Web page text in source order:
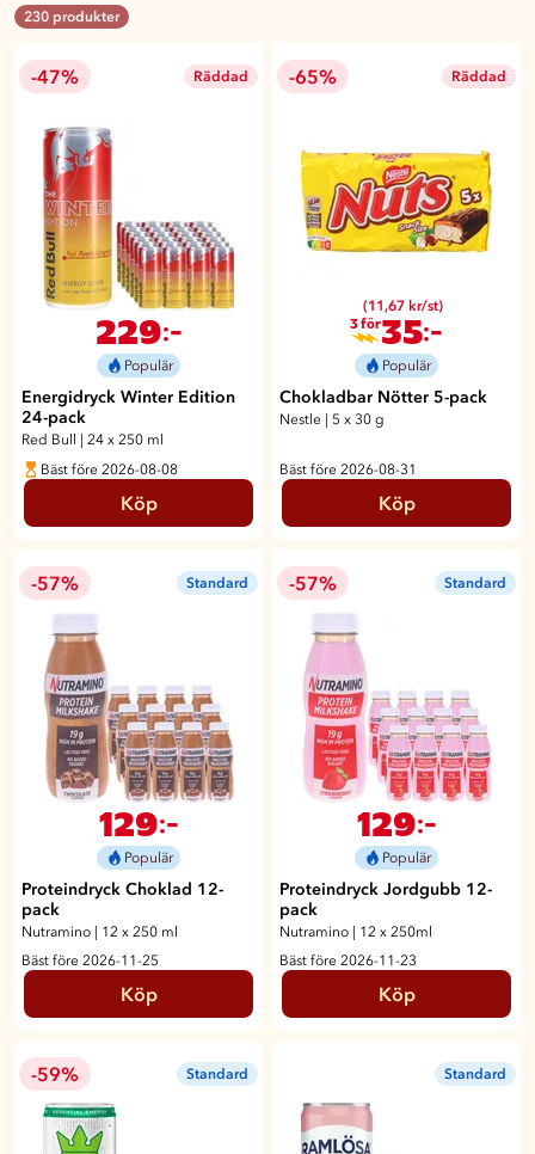
230 produkter
-47% Räddad
229:-
Populär
Energidryck Winter Edition
24-pack
Red Bull
24 x 250 ml
Bäst före 2026-08-08
Köp
-65% Räddad
(11,67 kr/st)
3 för35:-
Populär
Chokladbar Nötter 5-pack
Nestle 5 x 30 g
Bäst före 2026-08-31
Köp
-57% Standard
129:-
Populär
Proteindryck Choklad 12-
pack
Nutramino | 12 x 250 ml
Bäst före 2026-11-25
Köp
-57% Standard
129:-
Populär
Proteindryck Jordgubb 12-
pack
Nutramino | 12 x 250ml
Bäst före 2026-11-23
Köp
-59% Standard Standard